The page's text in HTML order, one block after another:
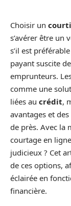
Choisir un
s’avérer être un
s’il est
payant suscite
emprunteurs.
comme une
liées au crédit,
avantages et
de près. Avec la
courtage en
judicieux ? Cet
de ces options,
éclairée en
financière.